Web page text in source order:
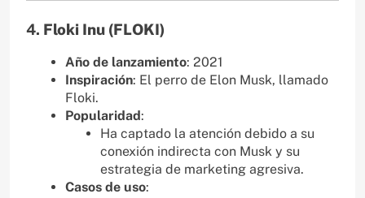
4. Floki Inu (FLOKI)
Año de lanzamiento: 2021
Inspiración: El perro de Elon Musk, llamado
Floki.
Popularidad:
Ha captado la atención debido a su
conexión indirecta con Musk y su
estrategia de marketing agresiva.
Casos de uso: